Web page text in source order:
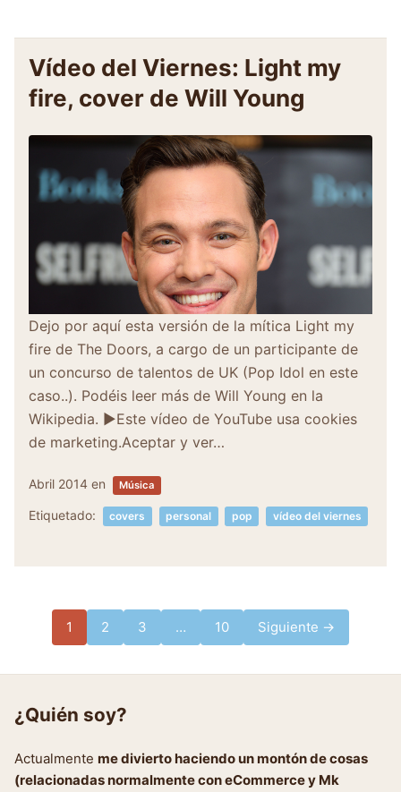
Vídeo del Viernes: Light my
fire, cover de Will Young
Dejo por aquí esta versión de la mítica Light my
fire de The Doors, a cargo de un participante de
un concurso de talentos de UK (Pop Idol en este
caso..). Podéis leer más de Will Young en la
Wikipedia. ▶Este vídeo de YouTube usa cookies
de marketing.Aceptar y ver…
Abril 2014 en Música
Etiquetado: covers personal pop vídeo del viernes
Paginación
1 2 3 … 10 Siguiente →
¿Quién soy?
Actualmente me divierto haciendo un montón de cosas
(relacionadas normalmente con eCommerce y Mk